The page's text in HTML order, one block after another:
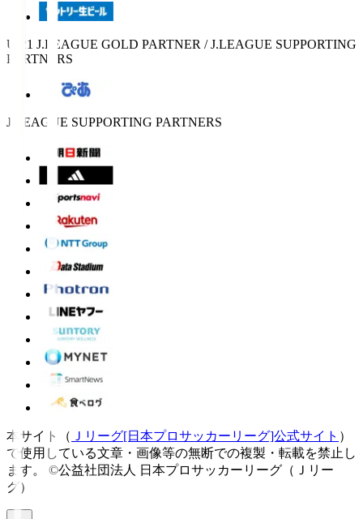
U-21 J.LEAGUE GOLD PARTNER / J.LEAGUE SUPPORTING
PARTNERS
J.LEAGUE SUPPORTING PARTNERS
本サイト（ Ｊリーグ[日本プロサッカーリーグ]公式サイト ）
で使用している文章・画像等の無断での複製・転載を禁止し
ます。
©公益社団法人 日本プロサッカーリーグ（Ｊリー
グ）